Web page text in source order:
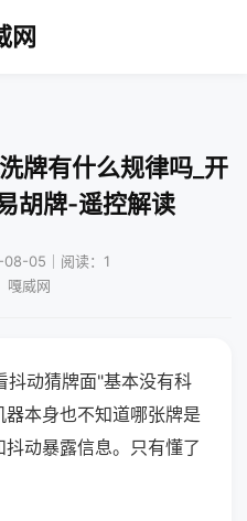
网
牌有什么规律吗_开
胡牌-遥控解读
05｜阅读：1
嘎威网
抖动猜牌面"基本没有科
本身也不知道哪张牌是
动暴露信息。只有懂了